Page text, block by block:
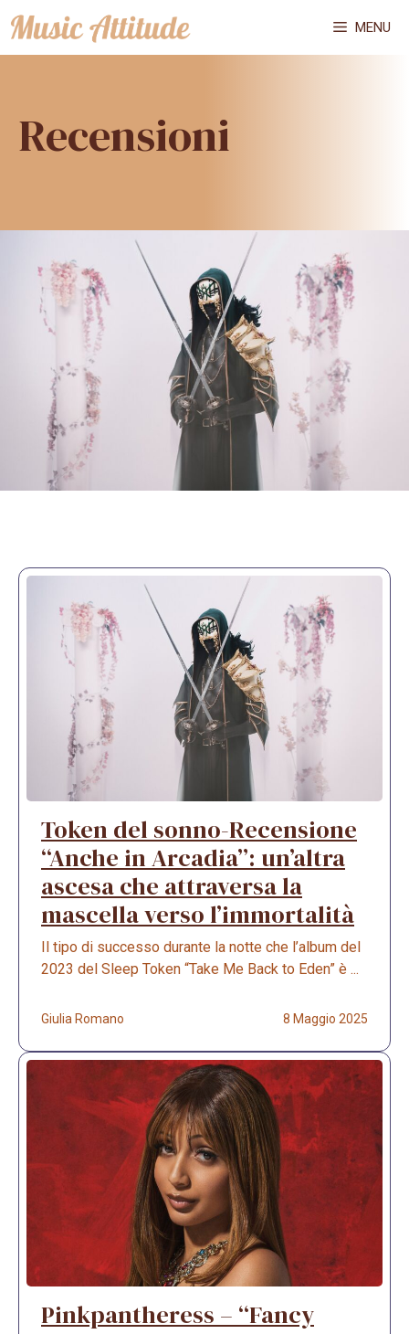
Vai
al
MENU
Recensioni
Token del sonno-Recensione
“Anche in Arcadia”: un’altra
ascesa che attraversa la
mascella verso l’immortalità
Il tipo di successo durante la notte che l’album del
2023 del Sleep Token “Take Me Back to Eden” è ...
Giulia Romano 8 Maggio 2025
Pinkpantheress – “Fancy